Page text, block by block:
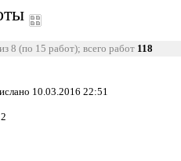
из 8 (по 15 работ); всего работ 118
10.03.2016 22:51